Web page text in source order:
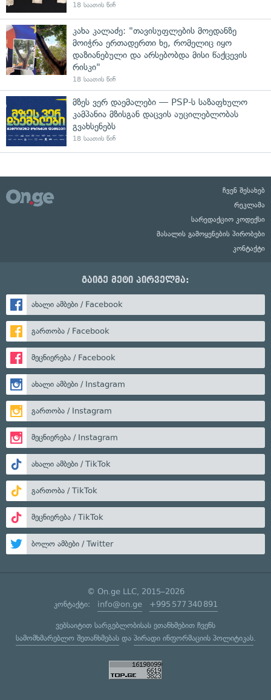
18 საათის წინ
კახა კალაძე: "თავისუფლების მოედანზე
მოიჭრა ერთადერთი ხე, რომელიც იყო
დაზიანებული და არსებობდა მისი წაქცევის
რისკი"
18 საათის წინ
მზეს ვერ დაემალები — PSP-ს საზაფხულო
კამპანია მზისგან დაცვის აუცილებლობას
გვახსენებს
18 საათის წინ
ჩვენ შესახებ
რეკლამა
სარედაქციო კოდექსი
მასალის გამოყენების პირობები
კონტაქტი
გაიგე მეტი პირველმა:
ახალი ამბები / Facebook
გართობა / Facebook
მეცნიერება / Facebook
ახალი ამბები / Instagram
გართობა / Instagram
მეცნიერება / Instagram
ახალი ამბები / TikTok
გართობა / TikTok
მეცნიერება / TikTok
ბოლო ამბები / Twitter
© On.ge LLC, 2015–2026
კონტაქტი: info@on.ge +995 577 340 891
ვებსაიტით სარგებლობისას ეთანხმებით ჩვენს
სამომხმარებლო შეთანხმებასდა პირადი ინფორმაციის პოლიტიკას.